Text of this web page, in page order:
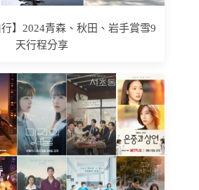
行】2024青森、秋田、岩手賞雪9
天行程分享